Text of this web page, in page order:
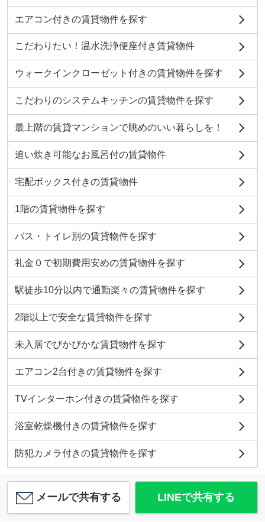
エアコン付きの賃貸物件を探す
こだわりたい！温水洗浄便座付き賃貸物件
ウォークインクローゼット付きの賃貸物件を探す
こだわりのシステムキッチンの賃貸物件を探す
最上階の賃貸マンションで眺めのいい暮らしを！
追い炊き可能なお風呂付の賃貸物件
宅配ボックス付きの賃貸物件
1階の賃貸物件を探す
バス・トイレ別の賃貸物件を探す
礼金０で初期費用安めの賃貸物件を探す
駅徒歩10分以内で通勤楽々の賃貸物件を探す
2階以上で安全な賃貸物件を探す
未入居でぴかぴかな賃貸物件を探す
エアコン2台付きの賃貸物件を探す
TVインターホン付きの賃貸物件を探す
浴室乾燥機付きの賃貸物件を探す
防犯カメラ付きの賃貸物件を探す
メールで共有する LINEで共有する